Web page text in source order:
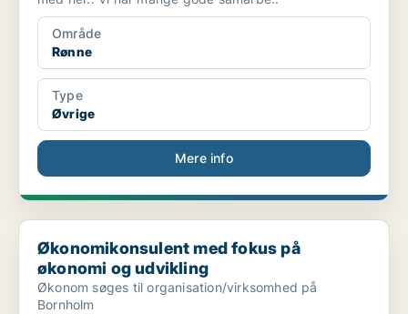
Område
Rønne
Type
Øvrige
Mere info
Økonomikonsulent med fokus på økonomi og udvikling
Økonomikonsulent med fokus på
økonomi og udvikling
Økonom søges til organisation/virksomhed på
Bornholm